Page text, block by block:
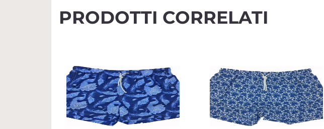
PRODOTTI CORRELATI